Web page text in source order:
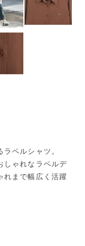
ペルシャツ。
しゃれなラペルデ
れまで幅広く活躍